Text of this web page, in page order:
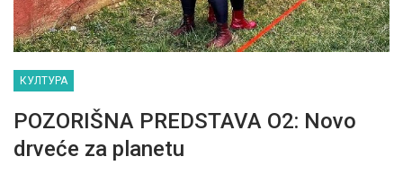
КУЛТУРА
POZORIŠNA PREDSTAVA O2: Novo
drveće za planetu